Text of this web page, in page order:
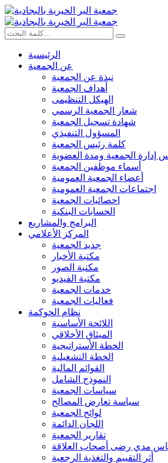
الرئيسية
عن الجمعية
نبذة عن الجمعية
أهداف الجمعية
الهيكل التنظيمى
شعار الجمعية الرسمي
شهادة تسجيل الجمعية
المسؤول التنفيذي
كلمة رئيس الجمعية
إدارة الجمعية ومدة العضوية
أسماء موظفين الجمعية
أعضاء الجمعية العمومية
اجتماعات الجمعية العمومية
احصائيات الجمعية
الحسابات البنكية
البرامج والمشاريع
المركز الأعلامي
جديد الجمعية
مكتبة الأخبار
مكتبة الصور
مكتبة الفيديو
خدمات الجمعية
فعاليات الجمعية
نظام الحوكمة
اللائحة الأساسية
الميثاق الأخلاقي
الخطة الأستراتيجية
الخطة التشغيلية
القوائم المالية
النموذج الشامل
سياسات الجمعية
سياسة تعارض المصالح
لوائح الجمعية
اللجان الدائمة
تقارير الجمعية
مدي رضى أصحاب العلاقة
أثر التقييم والتغذية الرجعية